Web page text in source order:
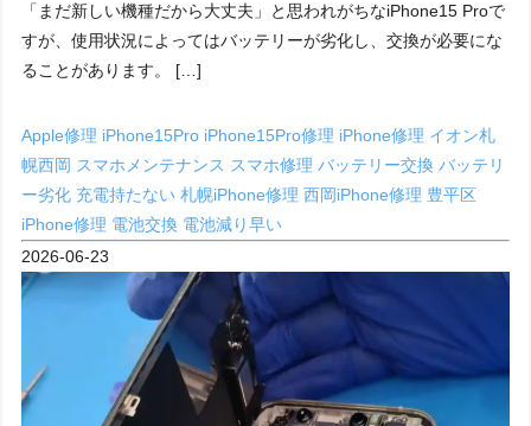
「まだ新しい機種だから大丈夫」と思われがちなiPhone15 Proで
すが、使用状況によってはバッテリーが劣化し、交換が必要にな
ることがあります。 […]
Apple修理 iPhone15Pro iPhone15Pro修理 iPhone修理 イオン札
幌西岡 スマホメンテナンス スマホ修理バッテリー交換バッテリ
ー劣化 充電持たない札幌iPhone修理西岡iPhone修理 豊平区
iPhone修理 電池交換 電池減り早い
2026-06-23